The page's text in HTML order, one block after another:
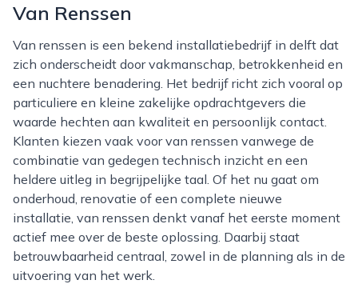
Van Renssen
Van renssen is een bekend installatiebedrijf in delft dat
zich onderscheidt door vakmanschap, betrokkenheid en
een nuchtere benadering. Het bedrijf richt zich vooral op
particuliere en kleine zakelijke opdrachtgevers die
waarde hechten aan kwaliteit en persoonlijk contact.
Klanten kiezen vaak voor van renssen vanwege de
combinatie van gedegen technisch inzicht en een
heldere uitleg in begrijpelijke taal. Of het nu gaat om
onderhoud, renovatie of een complete nieuwe
installatie, van renssen denkt vanaf het eerste moment
actief mee over de beste oplossing. Daarbij staat
betrouwbaarheid centraal, zowel in de planning als in de
uitvoering van het werk.